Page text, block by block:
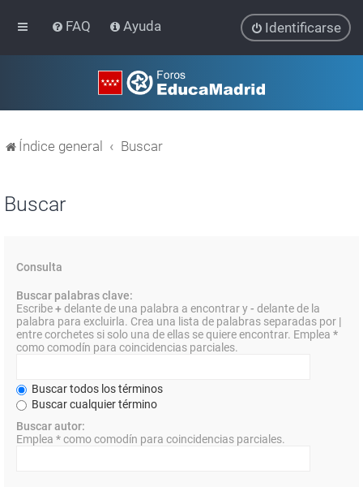
FAQ Ayuda Identificarse
Índice general Buscar
Buscar
Consulta
Buscar palabras clave:
Escribe+delante de una palabra a encontrar y- delante de la
palabra para excluirla. Crea una lista de palabras separadas por |
entre corchetes si solo una de ellas se quiere encontrar. Emplea *
como comodín para coincidencias parciales.
Buscar todos los términos
Buscar cualquier término
Buscar autor:
Emplea * como comodín para coincidencias parciales.